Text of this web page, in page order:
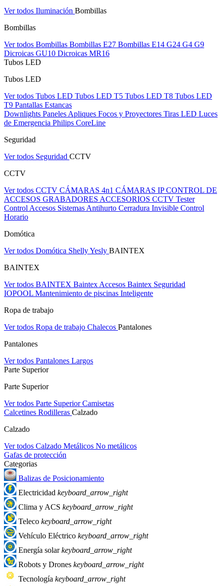
Ver todos Iluminación Bombillas
Bombillas
Ver todos Bombillas Bombillas E27 Bombillas E14 G24 G4 G9
Dicroicas GU10 Dicroicas MR16
Tubos LED
Tubos LED
Ver todos Tubos LED Tubos LED T5 Tubos LED T8 Tubos LED
T9 Pantallas Estancas
Downlights Paneles Apliques Focos y Proyectores Tiras LED Luces
de Emergencia Philips CoreLine
Seguridad
Ver todos Seguridad CCTV
CCTV
Ver todos CCTV CÁMARAS 4n1 CÁMARAS IPCONTROL DE
ACCESOS GRABADORES ACCESORIOS CCTV Tester
Control Accesos Sistemas Antihurto Cerradura Invisible Control
Horario
Domótica
Ver todos Domótica ShellyYesly BAINTEX
BAINTEX
Ver todos BAINTEX Baintex Accesos Baintex Seguridad
IOPOOL Mantenimiento de piscinas Inteligente
Ropa de trabajo
Ver todos Ropa de trabajo Chalecos Pantalones
Pantalones
Ver todos Pantalones Largos
Parte Superior
Parte Superior
Ver todos Parte SuperiorCamisetas
Calcetines Rodilleras Calzado
Calzado
Ver todos Calzado Metálicos No metálicos
Gafas de protección
Categorias
Balizas de Posicionamiento
Electricidad keyboard_arrow_right
Clima y ACS keyboard_arrow_right
Teleco keyboard_arrow_right
Vehículo Eléctrico keyboard_arrow_right
Energía solarkeyboard_arrow_right
Robots y Drones keyboard_arrow_right
Tecnología keyboard_arrow_right